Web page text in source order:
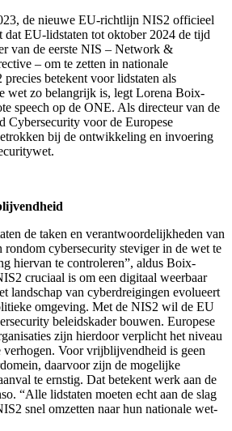
de nieuwe EU-richtlijn NIS2 officieel
EU-lidstaten tot oktober 2024 de tijd
van de eerste NIS – Network &
– om te zetten in nationale
betekent voor lidstaten als
wet zo belangrijk is, legt Lorena Boix-
speech op de ONE. Als directeur van de
Cybersecurity voor de Europese
bij de ontwikkeling en invoering
de taken en verantwoordelijkheden van
rondom cybersecurity steviger in de wet te
hiervan te controleren”, aldus Boix-
cruciaal is om een digitaal weerbaar
landschap van cyberdreigingen evolueert
omgeving. Met de NIS2 wil de EU
beleidskader bouwen. Europese
zijn hierdoor verplicht het niveau
verhogen. Voor vrijblijvendheid is geen
daarvoor zijn de mogelijke
te ernstig. Dat betekent werk aan de
“Alle lidstaten moeten echt aan de slag
snel omzetten naar hun nationale wet-